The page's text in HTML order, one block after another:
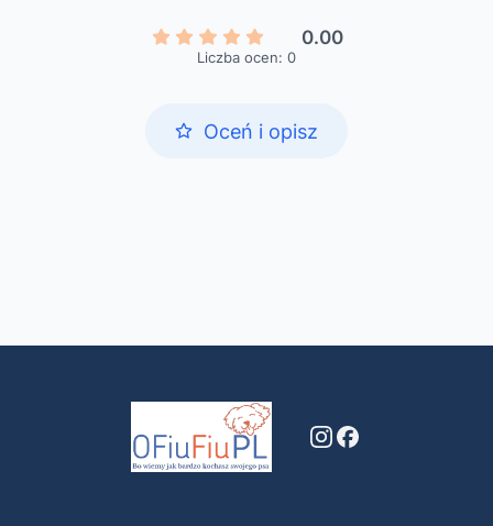
0.00
Liczba ocen: 0
Oceń i opisz